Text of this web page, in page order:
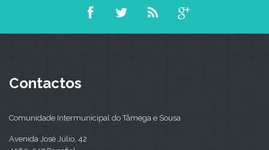
Contactos
Comunidade Intermunicipal do Tâmega e Sousa
Avenida José Júlio, 42